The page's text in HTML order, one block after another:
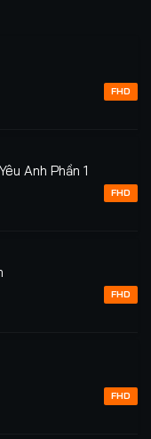
FHD
Anh Phần 1
FHD
FHD
FHD